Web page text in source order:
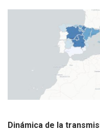
Dinámica de la